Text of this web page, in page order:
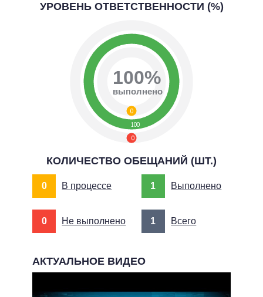
УРОВЕНЬ ОТВЕТСТВЕННОСТИ (%)
0
100
0
100%
выполнено
КОЛИЧЕСТВО ОБЕЩАНИЙ (ШТ.)
0 В процессе 1 Выполнено
0 Не выполнено 1 Всего
АКТУАЛЬНОЕ ВИДЕО